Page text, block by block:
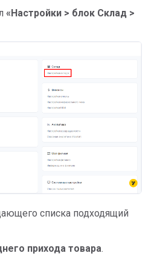
«Настройки > блок Склад >
списка подходящий
прихода товара.